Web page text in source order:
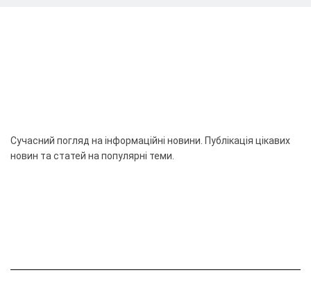
Сучасний погляд на інформаційні новини. Публікація цікавих
новин та статей на популярні теми.